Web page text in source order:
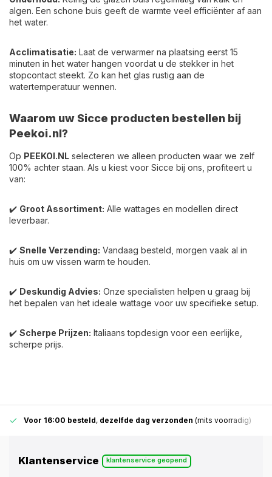
algen. Een schone buis geeft de warmte veel efficiënter af aan
het water.
Acclimatisatie: Laat de verwarmer na plaatsing eerst 15
minuten in het water hangen voordat u de stekker in het
stopcontact steekt. Zo kan het glas rustig aan de
watertemperatuur wennen.
Waarom uw Sicce producten bestellen bij
Peekoi.nl?
Op PEEKOI.NL selecteren we alleen producten waar we zelf
100% achter staan. Als u kiest voor Sicce bij ons, profiteert u
van:
✔️ Groot Assortiment: Alle wattages en modellen direct
leverbaar.
✔️ Snelle Verzending: Vandaag besteld, morgen vaak al in
huis om uw vissen warm te houden.
✔️ Deskundig Advies: Onze specialisten helpen u graag bij
het bepalen van het ideale wattage voor uw specifieke setup.
✔️ Scherpe Prijzen: Italiaans topdesign voor een eerlijke,
scherpe prijs.
Voor 16:00 besteld, dezelfde dag verzonden (mits voorradig)
Klantenservice klantenservice geopend